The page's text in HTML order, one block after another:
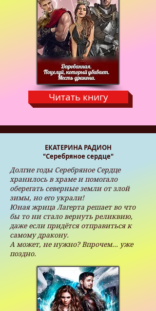
Читать книгу
ЕКАТЕРИНА РАДИОН
"Серебряное сердце"
Долгие годы Серебряное Сердце
хранилось в храме и помогало
оберегать северные земли от злой
зимы, но его украли!
Юная жрица Лагерта решает во что
бы то ни стало вернуть реликвию,
даже если придётся отправиться к
самому дракону.
А может, не нужно? Впрочем... уже
поздно.